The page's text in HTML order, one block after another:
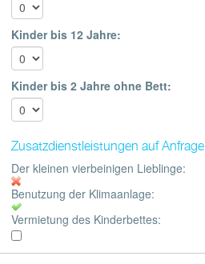
Kinder bis 12 Jahre:
Kinder bis 2 Jahre ohne Bett:
Zusatzdienstleistungen auf Anfrage
Der kleinen vierbeinigen Lieblinge:
Benutzung der Klimaanlage:
Vermietung des Kinderbettes: